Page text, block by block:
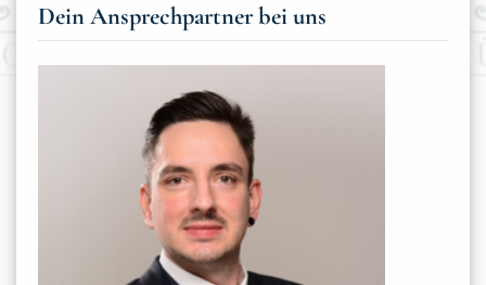
Dein Ansprechpartner bei uns